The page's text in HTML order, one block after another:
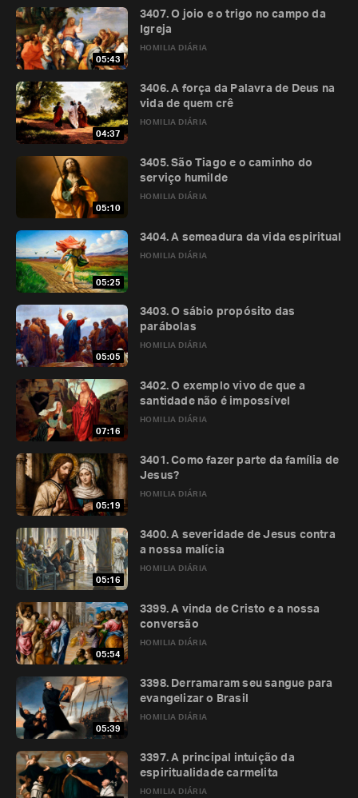
05:43
HOMILIA DIÁRIA
3407. O joio e o trigo no campo da
Igreja
04:37
HOMILIA DIÁRIA
3406. A força da Palavra de Deus na
vida de quem crê
05:10
HOMILIA DIÁRIA
3405. São Tiago e o caminho do
serviço humilde
05:25
HOMILIA DIÁRIA
3404. A semeadura da vida espiritual
05:05
HOMILIA DIÁRIA
3403. O sábio propósito das
parábolas
07:16
HOMILIA DIÁRIA
3402. O exemplo vivo de que a
santidade não é impossível
05:19
HOMILIA DIÁRIA
3401. Como fazer parte da família de
Jesus?
05:16
HOMILIA DIÁRIA
3400. A severidade de Jesus contra
a nossa malícia
05:54
HOMILIA DIÁRIA
3399. A vinda de Cristo e a nossa
conversão
05:39
HOMILIA DIÁRIA
3398. Derramaram seu sangue para
evangelizar o Brasil
HOMILIA DIÁRIA
3397. A principal intuição da
espiritualidade carmelita